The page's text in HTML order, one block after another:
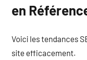
en
Voici les tendances
site efficacement.